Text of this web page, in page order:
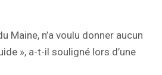
Maine, n’a voulu donner aucun
», a-t-il souligné lors d’une